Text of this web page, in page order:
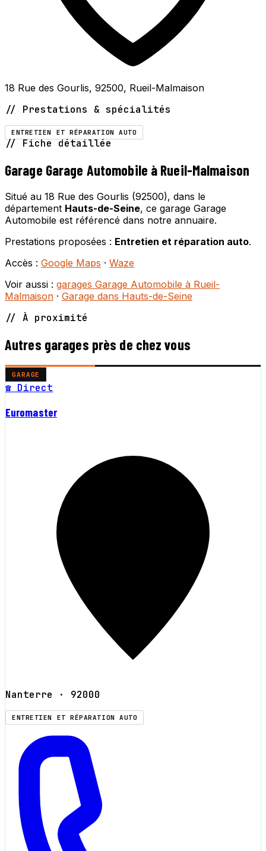
18 Rue des Gourlis, 92500, Rueil-Malmaison
// Prestations & spécialités
ENTRETIEN ET RÉPARATION AUTO
// Fiche détaillée
Garage Garage Automobile à Rueil-Malmaison
Situé au 18 Rue des Gourlis (92500), dans le
département Hauts-de-Seine, ce garage Garage
Automobile est référencé dans notre annuaire.
Prestations proposées : Entretien et réparation auto.
Accès : Google Maps · Waze
Voir aussi : garages Garage Automobile à Rueil-
Malmaison · Garage dans Hauts-de-Seine
// À proximité
Autres garages près de chez vous
GARAGE
☎ Direct
Euromaster
Nanterre · 92000
ENTRETIEN ET RÉPARATION AUTO